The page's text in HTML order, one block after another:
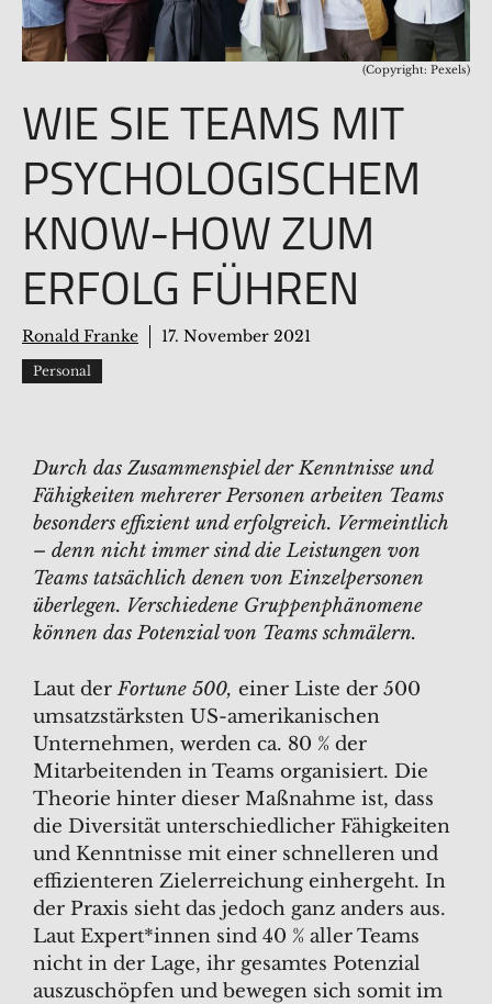
WIE SIE TEAMS MIT
PSYCHOLOGISCHEM
KNOW-HOW ZUM
ERFOLG FÜHREN
Ronald Franke 17. November 2021
Personal
(Copyright: Pexels)
Durch das Zusammenspiel der Kenntnisse und
Fähigkeiten mehrerer Personen arbeiten Teams
besonders effizient und erfolgreich. Vermeintlich
– denn nicht immer sind die Leistungen von
Teams tatsächlich denen von Einzelpersonen
überlegen. Verschiedene Gruppenphänomene
können das Potenzial von Teams schmälern.
Laut derFortune 500, einer Liste der 500
umsatzstärksten US-amerikanischen
Unternehmen, werden ca. 80 % der
Mitarbeitenden in Teams organisiert. Die
Theorie hinter dieser Maßnahme ist, dass
die Diversität unterschiedlicher Fähigkeiten
und Kenntnisse mit einer schnelleren und
effizienteren Zielerreichung einhergeht. In
der Praxis sieht das jedoch ganz anders aus.
Laut Expert*innen sind 40 % aller Teams
nicht in der Lage, ihr gesamtes Potenzial
auszuschöpfen und bewegen sich somit im